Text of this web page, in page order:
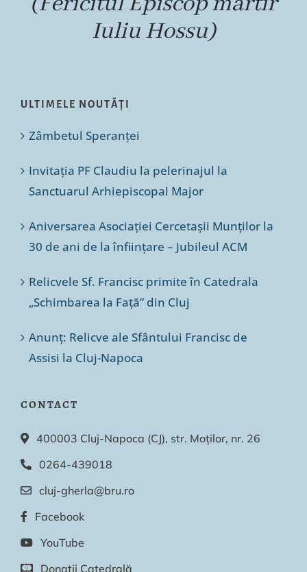
Iuliu Hossu)
ULTIMELE NOUTĂȚI
Zâmbetul Speranței
Invitația PF Claudiu la pelerinajul la
Sanctuarul Arhiepiscopal Major
Aniversarea Asociației Cercetașii Munților la
30 de ani de la înființare – Jubileul ACM
Relicvele Sf. Francisc primite în Catedrala
„Schimbarea la Față” din Cluj
Anunț: Relicve ale Sfântului Francisc de
Assisi la Cluj-Napoca
CONTACT
400003 Cluj-Napoca (CJ), str. Moților, nr. 26
0264-439018
cluj-gherla@bru.ro
Facebook
YouTube
Donații Catedrală